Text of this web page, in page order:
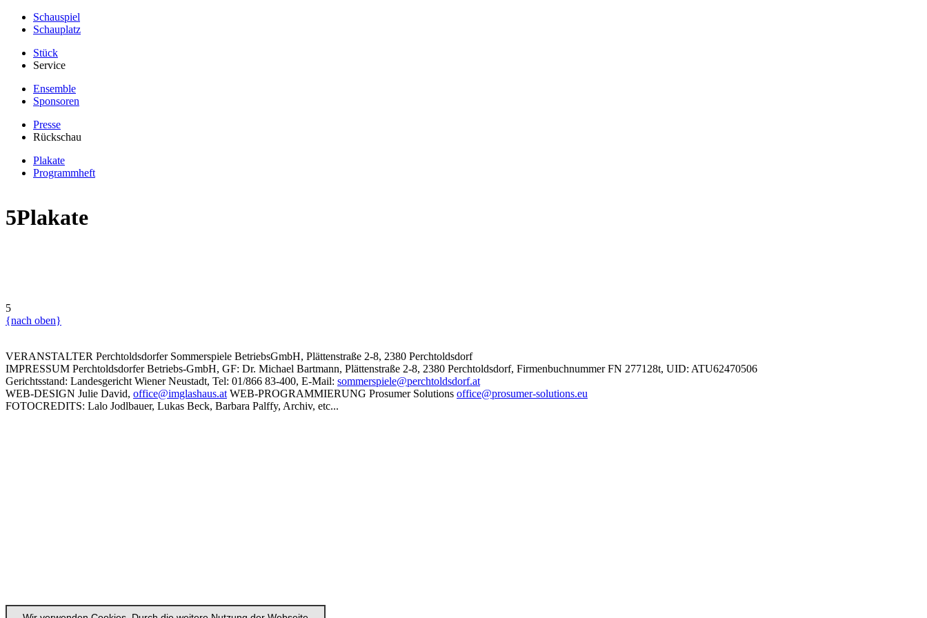
Schauspiel
Schauplatz
Stück
Service
Ensemble
Sponsoren
Presse
Rückschau
Plakate
Programmheft
5Plakate
5
{nach oben}
VERANSTALTER Perchtoldsdorfer Sommerspiele BetriebsGmbH, Plättenstraße 2-8, 2380 Perchtoldsdorf
IMPRESSUM Perchtoldsdorfer Betriebs-GmbH, GF: Dr. Michael Bartmann, Plättenstraße 2-8, 2380 Perchtoldsdorf, Firmenbuchnummer FN 277128t, UID: ATU62470506
Gerichtsstand: Landesgericht Wiener Neustadt, Tel: 01/866 83-400, E-Mail: sommerspiele@perchtoldsdorf.at
WEB-DESIGN Julie David, office@imglashaus.at WEB-PROGRAMMIERUNG Prosumer Solutions office@prosumer-solutions.eu
FOTOCREDITS: Lalo Jodlbauer, Lukas Beck, Barbara Palffy, Archiv, etc...